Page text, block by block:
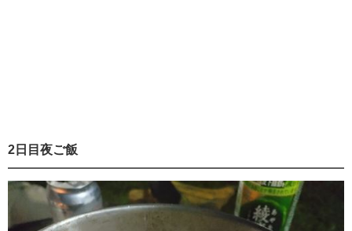
2日目夜ご飯